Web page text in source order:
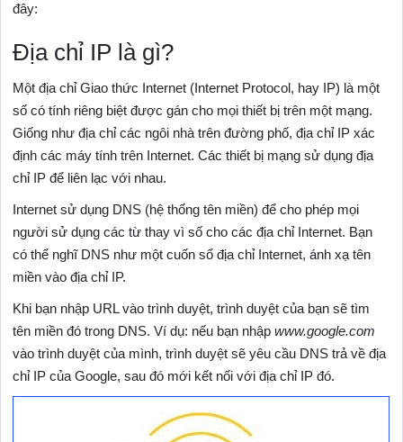
đây:
Địa chỉ IP là gì?
Một địa chỉ Giao thức Internet (Internet Protocol, hay IP) là một
số có tính riêng biệt được gán cho mọi thiết bị trên một mạng.
Giống như địa chỉ các ngôi nhà trên đường phố, địa chỉ IP xác
định các máy tính trên Internet. Các thiết bị mạng sử dụng địa
chỉ IP để liên lạc với nhau.
Internet sử dụng DNS (hệ thống tên miền) để cho phép mọi
người sử dụng các từ thay vì số cho các địa chỉ Internet. Bạn
có thể nghĩ DNS như một cuốn sổ địa chỉ Internet, ánh xạ tên
miền vào địa chỉ IP.
Khi bạn nhập URL vào trình duyệt, trình duyệt của bạn sẽ tìm
tên miền đó trong DNS. Ví dụ: nếu bạn nhậpwww.google.com
vào trình duyệt của mình, trình duyệt sẽ yêu cầu DNS trả về địa
chỉ IP của Google, sau đó mới kết nối với địa chỉ IP đó.